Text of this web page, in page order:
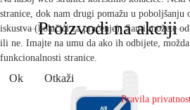
Proizvodi na akciji
stranice, dok nam drugi pomažu u poboljšanju
iskustva (kolačići za praćenje). Sami možete
ili ne. Imajte na umu da ako ih odbijete,
funkcionalnosti stranice.
Ok Otkaži
Pravila